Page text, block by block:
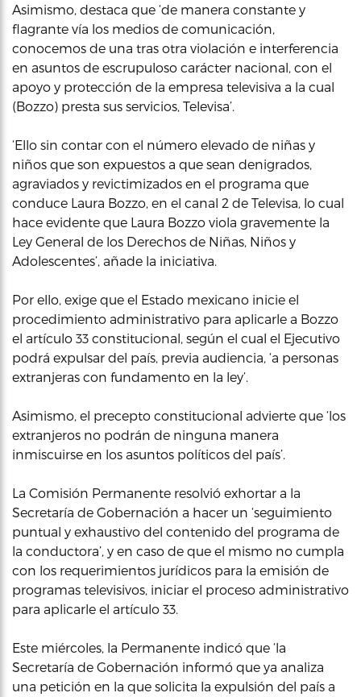
Asimismo, destaca que ‘de manera constante y
flagrante vía los medios de comunicación,
conocemos de una tras otra violación e interferencia
en asuntos de escrupuloso carácter nacional, con el
apoyo y protección de la empresa televisiva a la cual
(Bozzo) presta sus servicios, Televisa’.
‘Ello sin contar con el número elevado de niñas y
niños que son expuestos a que sean denigrados,
agraviados y revictimizados en el programa que
conduce Laura Bozzo, en el canal 2 de Televisa, lo cual
hace evidente que Laura Bozzo viola gravemente la
Ley General de los Derechos de Niñas, Niños y
Adolescentes’, añade la iniciativa.
Por ello, exige que el Estado mexicano inicie el
procedimiento administrativo para aplicarle a Bozzo
el artículo 33 constitucional, según el cual el Ejecutivo
podrá expulsar del país, previa audiencia, ‘a personas
extranjeras con fundamento en la ley’.
Asimismo, el precepto constitucional advierte que ‘los
extranjeros no podrán de ninguna manera
inmiscuirse en los asuntos políticos del país’.
La Comisión Permanente resolvió exhortar a la
Secretaría de Gobernación a hacer un ‘seguimiento
puntual y exhaustivo del contenido del programa de
la conductora’, y en caso de que el mismo no cumpla
con los requerimientos jurídicos para la emisión de
programas televisivos, iniciar el proceso administrativo
para aplicarle el artículo 33.
Este miércoles, la Permanente indicó que ‘la
Secretaría de Gobernación informó que ya analiza
una petición en la que solicita la expulsión del país a